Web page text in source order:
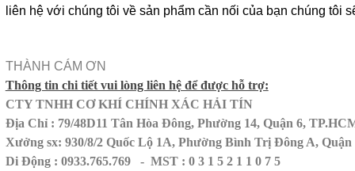
liên hệ với chúng tôi về sản phẩm cần nối của bạn chúng tôi
THÀNH CÁM ƠN
Thông tin chi tiết vui lòng liên hệ để được hỗ trợ:
CTY TNHH CƠ KHÍ CHÍNH XÁC HẢI TÍN
Địa Chỉ : 79/48D11 Tân Hòa Đông, Phường 14, Quận 6,
Xưởng sx: 930/8/2 Quốc Lộ 1A, Phường Bình Trị Đông A,
Di Động : 0933.765.769 - MST : 0 3 1 5 2 1 1 0 7 5